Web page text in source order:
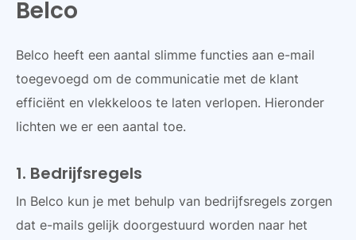
Belco
Belco heeft een aantal slimme functies aan e-mail
toegevoegd om de communicatie met de klant
efficiënt en vlekkeloos te laten verlopen. Hieronder
lichten we er een aantal toe.
1. Bedrijfsregels
In Belco kun je met behulp van bedrijfsregels zorgen
dat e-mails gelijk doorgestuurd worden naar het